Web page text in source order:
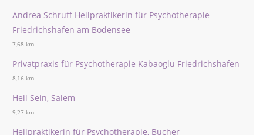
Andrea Schruff Heilpraktikerin für Psychotherapie
Friedrichshafen am Bodensee
7,68 km
Privatpraxis für Psychotherapie Kabaoglu Friedrichshafen
8,16 km
Heil Sein, Salem
9,27 km
Heilpraktikerin für Psychotherapie, Bucher